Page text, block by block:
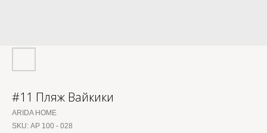
#11 Пляж Вайкики
ARIDA HOME
SKU: АР 100 - 028